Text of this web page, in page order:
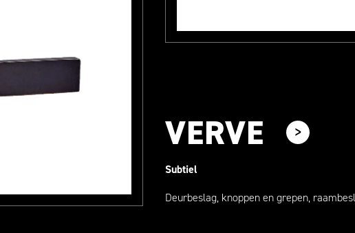
VERVE
Subtiel
Deurbeslag, knoppen en grepen,